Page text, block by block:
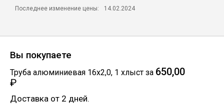
Круги абразивные
Электроды
Скобо-гибочные изделия
Последнее изменение цены: 14.02.2024
Вы покупаете
Труба алюминиевая 16х2,0, 1 хлыст за 650,00
₽
Доставка от 2 дней.